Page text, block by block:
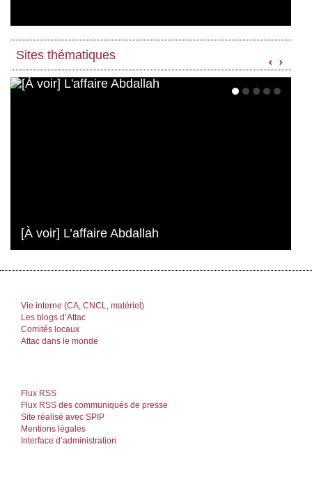
Sites thématiques
[À voir] L’affaire Abdallah
‹ ›
Vie interne (CA, CNCL, matériel)
Les blogs d’Attac
Comités locaux
Attac dans le monde
Flux RSS
Flux RSS des communiqués de presse
Site réalisé avec SPIP
Mentions légales
Interface d’administration